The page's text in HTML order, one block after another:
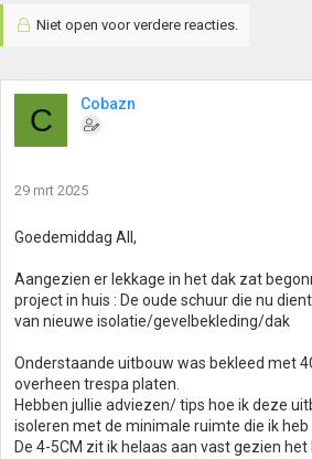
Niet open voor verdere reacties.
C Cobazn
29 mrt 2025
Goedemiddag All,
Aangezien er lekkage in het dak zat
project in huis : De oude schuur die nu
van nieuwe isolatie/gevelbekleding/dak
Onderstaande uitbouw was bekleed met
overheen trespa platen.
Hebben jullie adviezen/ tips hoe ik deze
isoleren met de minimale ruimte die ik heb
De 4-5CM zit ik helaas aan vast gezien het